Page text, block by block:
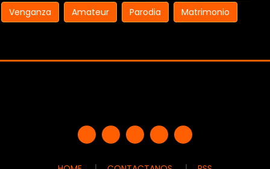
Venganza
Amateur Parodia Matrimonio